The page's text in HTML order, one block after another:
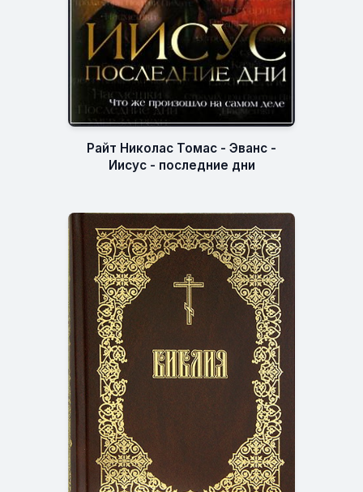
Райт Николас Томас - Эванс -
Иисус - последние дни